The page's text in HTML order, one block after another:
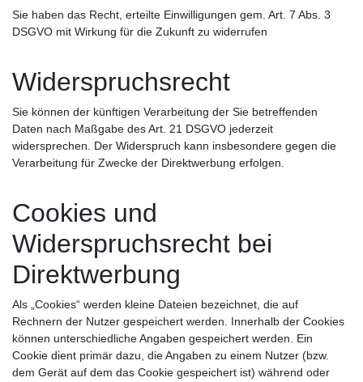
Sie haben das Recht, erteilte Einwilligungen gem. Art. 7 Abs. 3
DSGVO mit Wirkung für die Zukunft zu widerrufen
Widerspruchsrecht
Sie können der künftigen Verarbeitung der Sie betreffenden
Daten nach Maßgabe des Art. 21 DSGVO jederzeit
widersprechen. Der Widerspruch kann insbesondere gegen die
Verarbeitung für Zwecke der Direktwerbung erfolgen.
Cookies und
Widerspruchsrecht bei
Direktwerbung
Als „Cookies“ werden kleine Dateien bezeichnet, die auf
Rechnern der Nutzer gespeichert werden. Innerhalb der Cookies
können unterschiedliche Angaben gespeichert werden. Ein
Cookie dient primär dazu, die Angaben zu einem Nutzer (bzw.
dem Gerät auf dem das Cookie gespeichert ist) während oder